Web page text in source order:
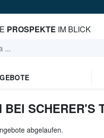
PROSPEKTE IM BLICK
SCHERER'S
abgelaufen.